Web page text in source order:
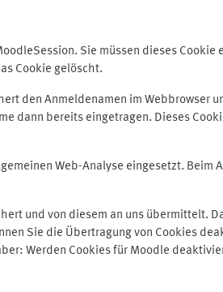
Sie müssen dieses
Cookie gelöscht.
den Anmeldenamen im
dann bereits eingetragen. Dieses
Web-Analyse eingesetzt.
und von diesem an uns übermittelt.
Sie die Übertragung von Cookies
Werden Cookies für Moodle